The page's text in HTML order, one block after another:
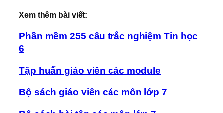
Xem thêm bài viết:
Phần mềm 255 câu trắc nghiệm Tin học
6
Tập huấn giáo viên các module
Bộ sách giáo viên các môn lớp 7